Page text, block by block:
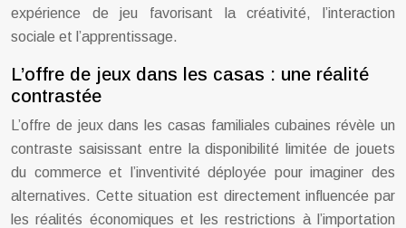
expérience de jeu favorisant la créativité, l’interaction
sociale et l’apprentissage.
L’offre de jeux dans les casas : une réalité
contrastée
L’offre de jeux dans les casas familiales cubaines révèle un
contraste saisissant entre la disponibilité limitée de jouets
du commerce et l’inventivité déployée pour imaginer des
alternatives. Cette situation est directement influencée par
les réalités économiques et les restrictions à l’importation